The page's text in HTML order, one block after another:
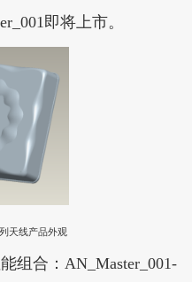
即将上市。
天线产品外观
组合：AN_Master_001-